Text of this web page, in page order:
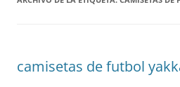
camisetas de futbol